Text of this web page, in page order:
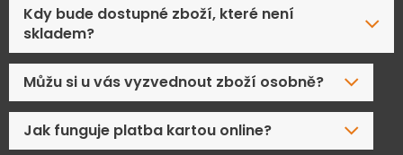
Kdy bude dostupné zboží, které není
skladem?
Můžu si u vás vyzvednout zboží osobně?
Jak funguje platba kartou online?